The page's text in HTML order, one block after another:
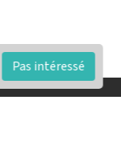
Pas intéressé